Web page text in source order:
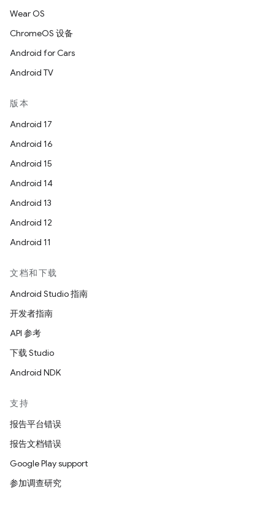
Wear OS
ChromeOS 设备
Android for Cars
Android TV
版本
Android 17
Android 16
Android 15
Android 14
Android 13
Android 12
Android 11
文档和下载
Android Studio 指南
开发者指南
API 参考
下载 Studio
Android NDK
支持
报告平台错误
报告文档错误
Google Play support
参加调查研究